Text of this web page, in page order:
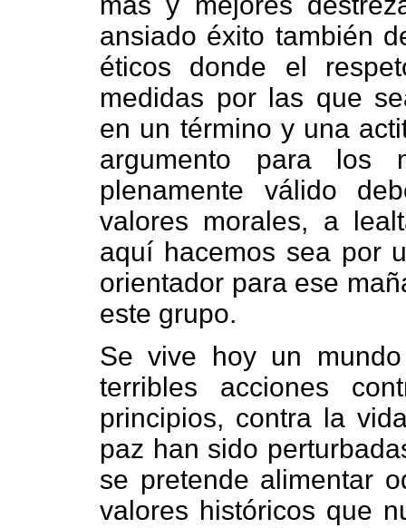
ansiado éxito también
éticos donde el
medidas por las que
en un término y una
argumento para los
plenamente válido
valores morales, a
aquí hacemos sea por
orientador para ese
este grupo.
Se vive hoy un
terribles acciones
principios, contra la
paz han sido
se pretende alimentar
valores históricos que